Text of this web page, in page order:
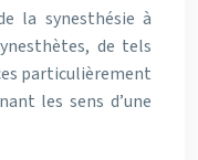
la synesthésie à
de tels
particulièrement
les sens d’une